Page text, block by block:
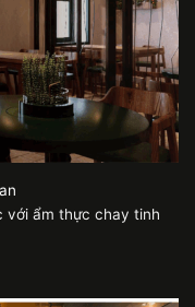
với ẩm thực chay tinh